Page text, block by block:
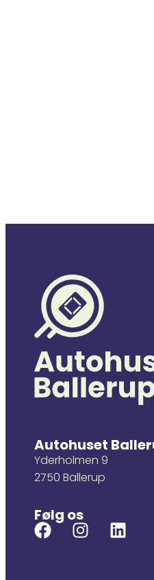
Autohuset
Yderholmen 9
2750 Ballerup
Følg os